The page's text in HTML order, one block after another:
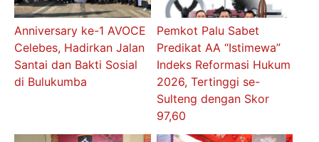
Anniversary ke-1 AVOCE
Celebes, Hadirkan Jalan
Santai dan Bakti Sosial
di Bulukumba
Pemkot Palu Sabet
Predikat AA “Istimewa”
Indeks Reformasi Hukum
2026, Tertinggi se-
Sulteng dengan Skor
97,60